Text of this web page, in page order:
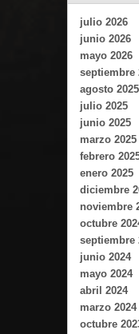
julio 2026
junio 2026
mayo 2026
septiembre
agosto 2025
julio 2025
junio 2025
marzo 2025
febrero
enero 2025
diciembre
noviembre
octubre
septiembre
junio 2024
mayo 2024
abril 2024
marzo 2024
octubre